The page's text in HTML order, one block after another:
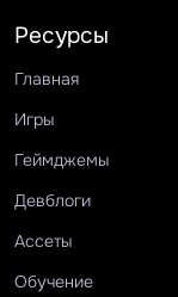
Ресурсы
Главная
Игры
Геймджемы
Девблоги
Ассеты
Обучение